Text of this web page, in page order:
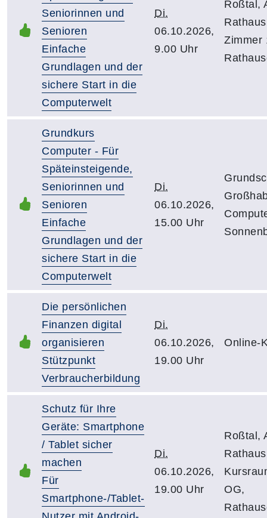
Seniorinnen und
Senioren
Einfache
Grundlagen und der
sichere Start in die
Computerwelt
Di.
06.10.2026,
9.00 Uhr
Roßtal,
Zimmer
Grundkurs
Computer - Für
Späteinsteigende,
Seniorinnen und
Senioren
Einfache
Grundlagen und der
sichere Start in die
Computerwelt
Di.
06.10.2026,
15.00 Uhr
Die persönlichen
Finanzen digital
organisieren
Stützpunkt
Verbraucherbildung
Di.
06.10.2026,
19.00 Uhr
Online-
Schutz für Ihre
Geräte: Smartphone
/ Tablet sicher
machen
Für
Smartphone-/Tablet-
Di.
06.10.2026,
19.00 Uhr
Roßtal,
OG,